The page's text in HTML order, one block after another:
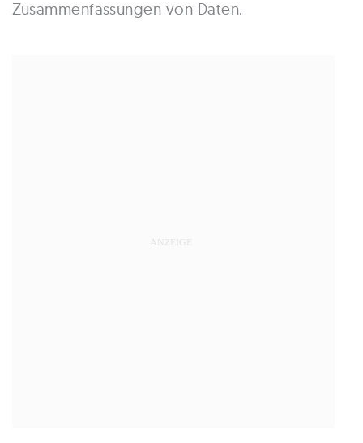
Zusammenfassungen von Daten.